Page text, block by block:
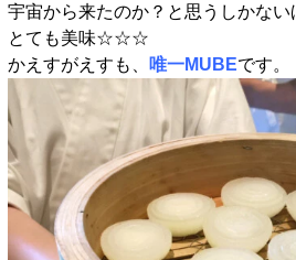
宇宙から来たのか？と思うしかない
とても美味☆☆☆
かえすがえすも、
唯一MUBEです。